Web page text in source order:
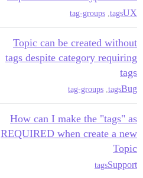
UX
tags
tag-groups
Topic can be created without
tags despite category requiring
tags
Bug
tags
tag-groups
How can I make the "tags" as
REQUIRED when create a new
Topic
Support
tags